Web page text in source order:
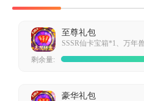
至尊礼包
剩余量:
豪华礼包